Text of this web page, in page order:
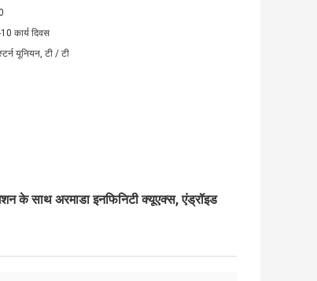
कार्य दिवस
यूनियन, टी / टी
के साथ अरमाडा इनफिनिटी क्यूएक्स, एंड्रॉइड